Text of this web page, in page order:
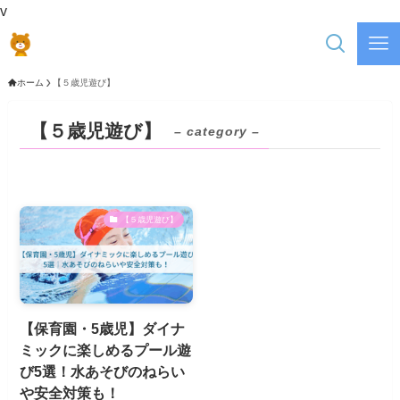
v
ホーム 【５歳児遊び】
【５歳児遊び】 – category –
【５歳児遊び】
【保育園・5歳児】ダイナ
ミックに楽しめるプール遊
び5選！水あそびのねらい
や安全対策も！